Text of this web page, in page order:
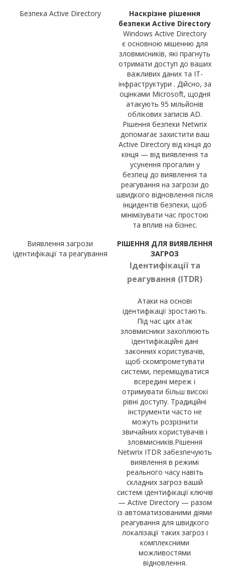
Безпека Active Directory
Наскрізне рішення
безпеки Active Directory
Windows Active Directory
є основною мішенню для
зловмисників, які прагнуть
отримати доступ до ваших
важливих даних та ІТ-
інфраструктури . Дійсно, за
оцінками Microsoft, щодня
атакують 95 мільйонів
облікових записів AD.
Рішення безпеки Netwrix
допомагає захистити ваш
Active Directory від кінця до
кінця — від виявлення та
усунення прогалин у
безпеці до виявлення та
реагування на загрози до
швидкого відновлення після
інцидентів безпеки, щоб
мінімізувати час простою
та вплив на бізнес.
Виявлення загрози
ідентифікації та реагування
РІШЕННЯ ДЛЯ ВИЯВЛЕННЯ
ЗАГРОЗ
Ідентифікації та
реагування (ITDR)
Атаки на основі
ідентифікації зростають.
Під час цих атак
зловмисники захоплюють
ідентифікаційні дані
законних користувачів,
щоб скомпрометувати
системи, переміщуватися
всередині мереж і
отримувати більш високі
рівні доступу. Традиційні
інструменти часто не
можуть розрізнити
звичайних користувачів і
зловмисників.Рішення
Netwrix ITDR забезпечують
виявлення в режимі
реального часу навіть
складних загроз вашій
системі ідентифікації ключів
— Active Directory — разом
із автоматизованими діями
реагування для швидкого
локалізації таких загроз і
комплексними
можливостями
відновлення.